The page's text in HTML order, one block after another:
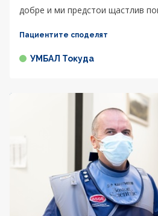
добре и ми предстои щастлив
Пациентите споделят
УМБАЛ Токуда